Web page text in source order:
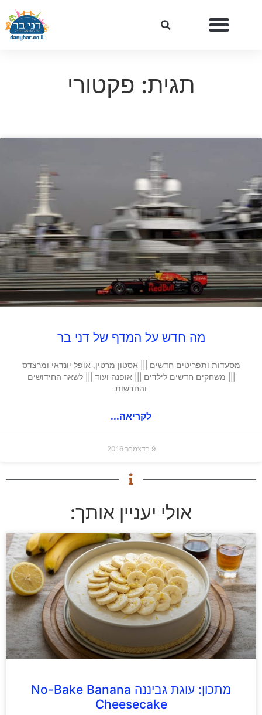
תגית: פקטורי
מה חדש על המדף של דני בר
מסעדות ותפריטים חדשים ||| אסטון מרטין, אופל יונדאי ומרצדס
||| משחקים חדשים לילדים ||| אופנה ועוד ||| לשאר החידושים
והחדשות
לקריאה...
9 בדצמבר 2016
אולי יעניין אותך:
מתכון: עוגת גביננה No-Bake Banana
Cheesecake